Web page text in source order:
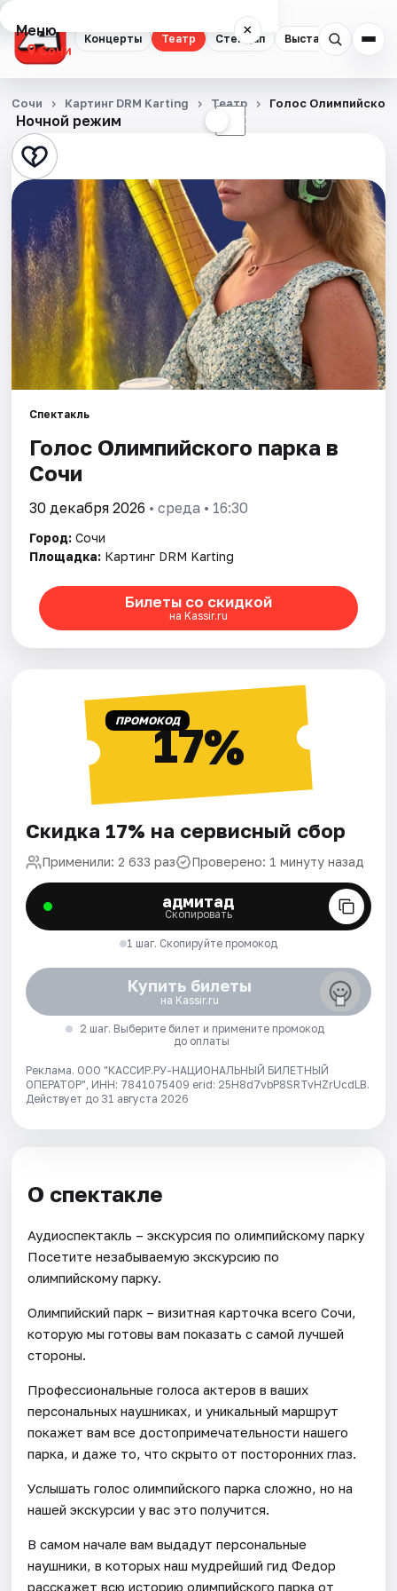
Концерты Театр Стендап Выставки
Меню ×
Сочи
Концерты
Театр
Стендап
Выставки
Квесты
Экскурсии
Спорт
События
Города
Площадки
Рейтинги
Ночной режим ☾
Сочи Картинг DRM Karting Театр Голос
Спектакль
Голос Олимпийского парка в
Сочи
30 декабря 2026 • среда • 16:30
Город: Сочи
Площадка: Картинг DRM Karting
Билеты со скидкой
на Kassir.ru
ПРОМОКОД17%
Скидка 17% на сервисный сбор
Применили: 2 633 раз Проверено: 1 минуту назад
адмитад
Скопировать
1 шаг. Скопируйте промокод
Купить билеты
на Kassir.ru
2 шаг. Выберите билет и примените промокод
до оплаты
Реклама. ООО "КАССИР.РУ-НАЦИОНАЛЬНЫЙ БИЛЕТНЫЙ
ОПЕРАТОР", ИНН: 7841075409 erid: 25H8d7vbP8SRTvHZrUcdLB.
Действует до 31 августа 2026
О спектакле
Аудиоспектакль – экскурсия по олимпийскому парку
Посетите незабываемую экскурсию по
олимпийскому парку.
Олимпийский парк – визитная карточка всего Сочи,
которую мы готовы вам показать с самой лучшей
стороны.
Профессиональные голоса актеров в ваших
персональных наушниках, и уникальный маршрут
покажет вам все достопримечательности нашего
парка, и даже то, что скрыто от посторонних глаз.
Услышать голос олимпийского парка сложно, но на
нашей экскурсии у вас это получится.
В самом начале вам выдадут персональные
наушники, в которых наш мудрейший гид Федор
расскажет всю историю олимпийского парка от